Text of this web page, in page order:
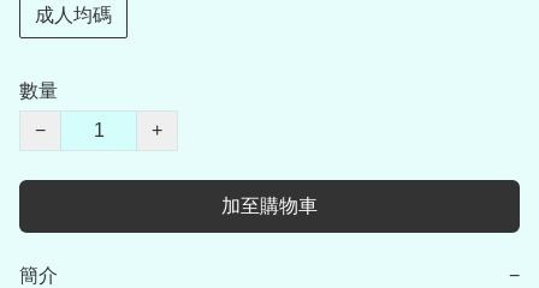
成人均碼
數量
−
+
加至購物車
簡介 −